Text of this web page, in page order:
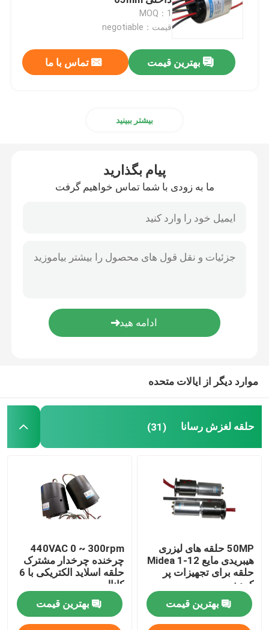
حلقه های لغزش سیگنال
از طریق حلقه لغزش سوراخ
اتصال دوار فیبر نوری
حلقه های لغزش با جریان بالا
حلقه لغزش جیوه
راه حل های حلقه لغزش
MOQ：1
قیمت：negotiable
بهترین قیمت تماس با ما
بیشتر ببینید
پیام بگذارید
ما به زودی با شما تماس خواهیم گرفت
موارد دیگر از ایالات متحده
حلقه لغزش رسانا (31)
50MP حلقه های لیزری
هیبریدی مایع Midea 1-12
حلقه برای تجهیزات پر
کردن
بهترین قیمت
440VAC 0 ~ 300rpm
چرخنده چرخدار مشترک
حلقه اسلاید الکتریکی با 6
کانال
بهترین قیمت